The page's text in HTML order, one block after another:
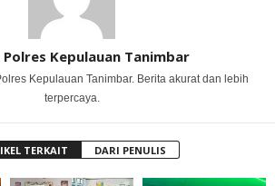
Polres Kepulauan Tanimbar
Kepulauan Tanimbar. Berita akurat dan lebih
terpercaya.
TERKAIT DARI PENULIS